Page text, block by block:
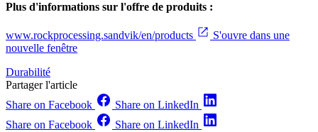
Plus d'informations sur l'offre de produits :
www.rockprocessing.sandvik/en/products
S'ouvre dans une
nouvelle fenêtre
Durabilité
Partager l'article
Share on Facebook
Share on LinkedIn
Share on Facebook
Share on LinkedIn